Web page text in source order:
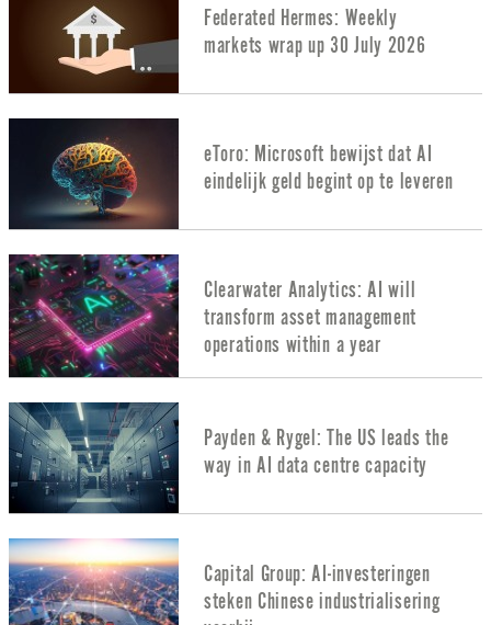
Federated Hermes: Weekly
markets wrap up 30 July 2026
eToro: Microsoft bewijst dat AI
eindelijk geld begint op te leveren
Clearwater Analytics: AI will
transform asset management
operations within a year
Payden & Rygel: The US leads the
way in AI data centre capacity
Capital Group: AI-investeringen
steken Chinese industrialisering